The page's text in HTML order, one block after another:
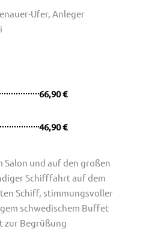
Ufer, Anleger
66,90 €
46,90 €
und auf den großen
Schifffahrt auf dem
Schiff, stimmungsvoller
schwedischem Buffet
zur Begrüßung